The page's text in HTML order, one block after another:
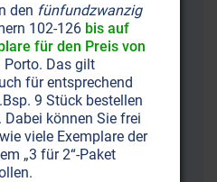
den fünfundzwanzig
102-126 bis auf
für den Preis von
Porto. Das gilt
für entsprechend
9 Stück bestellen
können Sie frei
viele Exemplare der
„3 für 2“-Paket